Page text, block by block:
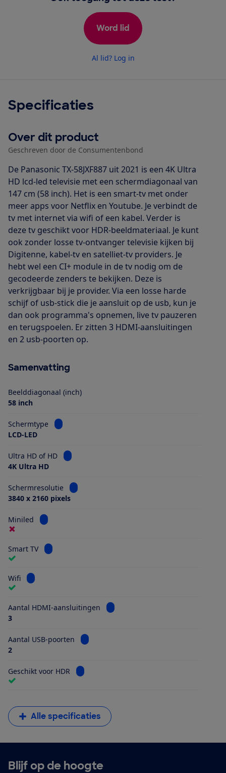
Word lid
Al lid? Log in
Specificaties
Over dit product
Geschreven door de Consumentenbond
De Panasonic TX-58JXF887 uit 2021 is een 4K Ultra
HD lcd-led televisie met een schermdiagonaal van
147 cm (58 inch). Het is een smart-tv met onder
meer apps voor Netflix en Youtube. Je verbindt de
tv met internet via wifi of een kabel. Verder is
deze tv geschikt voor HDR-beeldmateriaal. Je kunt
ook zonder losse tv-ontvanger televisie kijken bij
Digitenne, kabel-tv en satelliet-tv providers. Je
hebt wel een CI+ module in de tv nodig om de
gecodeerde zenders te bekijken. Deze is
verkrijgbaar bij je provider. Via een losse harde
schijf of usb-stick die je aansluit op de usb, kun je
dan ook programma's opnemen, live tv pauzeren
en terugspoelen. Er zitten 3 HDMI-aansluitingen
en 2 usb-poorten op.
Samenvatting
Beelddiagonaal (inch)
58 inch
Schermtype
Bekijk informatie voor Schermtype
LCD-LED
Ultra HD of HD
Bekijk informatie voor Ultra HD of HD
4K Ultra HD
Schermresolutie
Bekijk informatie voor Schermresolutie
3840 x 2160 pixels
Miniled Bekijk informatie voor Miniled
Smart TV Bekijk informatie voor Smart TV
Wifi Bekijk informatie voor Wifi
Aantal HDMI-aansluitingen
Bekijk informatie voor Aantal
3
Aantal USB-poorten
Bekijk informatie voor Aantal USB-poorten
2
Geschikt voor HDR Bekijk informatie voor Geschikt voor HDR
Alle specificaties
Blijf op de hoogte